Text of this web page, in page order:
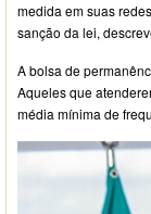
medida em suas
sanção da lei,
A bolsa de
Aqueles que
média mínima de